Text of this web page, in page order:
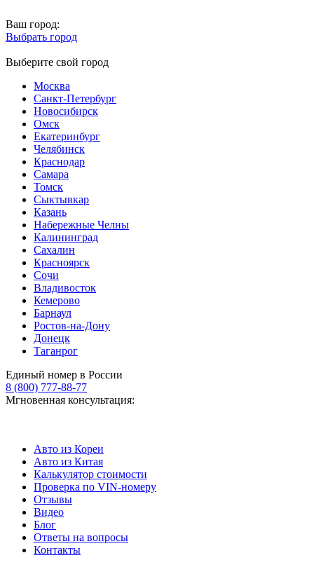
Ваш город:
Выбрать город
Выберите свой город
Москва
Санкт-Петербург
Новосибирск
Омск
Екатеринбург
Челябинск
Краснодар
Самара
Томск
Сыктывкар
Казань
Набережные Челны
Калининград
Сахалин
Красноярск
Сочи
Владивосток
Кемерово
Барнаул
Ростов-на-Дону
Донецк
Таганрог
Единый номер в России
8 (800) 777-88-77
Мгновенная консультация:
Авто из Кореи
Авто из Китая
Калькулятор стоимости
Проверка по VIN-номеру
Отзывы
Видео
Блог
Ответы на вопросы
Контакты